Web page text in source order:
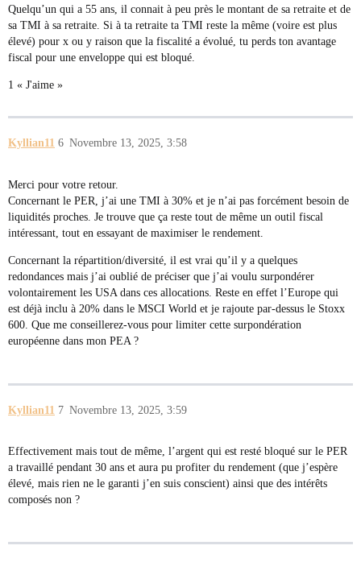
Quelqu’un qui a 55 ans, il connait à peu près le montant de sa retraite et de
sa TMI à sa retraite. Si à ta retraite ta TMI reste la même (voire est plus
élevé) pour x ou y raison que la fiscalité a évolué, tu perds ton avantage
fiscal pour une enveloppe qui est bloqué.
1 « J'aime »
Kyllian11 Novembre 13, 2025, 3:58
6
Merci pour votre retour.
Concernant le PER, j’ai une TMI à 30% et je n’ai pas forcément besoin de
liquidités proches. Je trouve que ça reste tout de même un outil fiscal
intéressant, tout en essayant de maximiser le rendement.
Concernant la répartition/diversité, il est vrai qu’il y a quelques
redondances mais j’ai oublié de préciser que j’ai voulu surpondérer
volontairement les USA dans ces allocations. Reste en effet l’Europe qui
est déjà inclu à 20% dans le MSCI World et je rajoute par-dessus le Stoxx
600. Que me conseillerez-vous pour limiter cette surpondération
européenne dans mon PEA ?
Kyllian11 Novembre 13, 2025, 3:59
7
Effectivement mais tout de même, l’argent qui est resté bloqué sur le PER
a travaillé pendant 30 ans et aura pu profiter du rendement (que j’espère
élevé, mais rien ne le garanti j’en suis conscient) ainsi que des intérêts
composés non ?